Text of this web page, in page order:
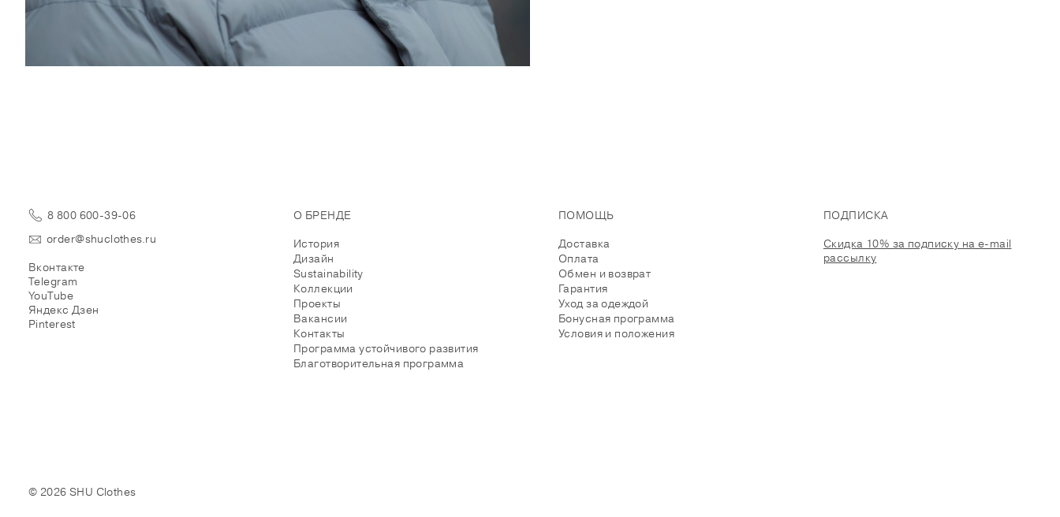
8 800 600-39-06
order@shuclothes.ru
Вконтакте
Telegram
YouTube
Яндекс Дзен
Pinterest
О БРЕНДЕ
История
Дизайн
Sustainability
Коллекции
Проекты
Вакансии
Контакты
Программа устойчивого развития
Благотворительная программа
ПОМОЩЬ
Доставка
Оплата
Обмен и возврат
Гарантия
Уход за одеждой
Бонусная программа
Условия и положения
ПОДПИСКА
Скидка 10% за подписку на e-mail
рассылку
© 2026 SHU Clothes